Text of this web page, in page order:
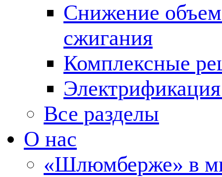
Снижение
сжигания
Комплексные
Все разделы
О нас
«Шлюмберже» в